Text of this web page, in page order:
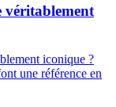
véritablement
iconique ?
une référence en